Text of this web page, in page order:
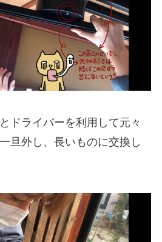
ドライバーを利用して元々
旦外し、長いものに交換し